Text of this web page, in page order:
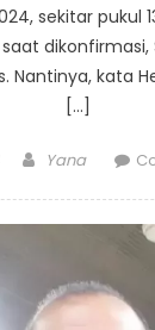
sekitar pukul
saat
Nantinya, kata
[…]
Author
Yana